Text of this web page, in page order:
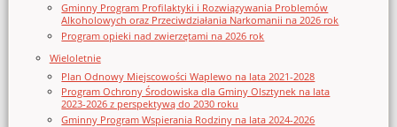
Gminny Program Profilaktyki i Rozwiązywania Problemów
Alkoholowych oraz Przeciwdziałania Narkomanii na 2026 rok
Program opieki nad zwierzętami na 2026 rok
Wieloletnie
Plan Odnowy Miejscowości Waplewo na lata 2021-2028
Program Ochrony Środowiska dla Gminy Olsztynek na lata
2023-2026 z perspektywą do 2030 roku
Gminny Program Wspierania Rodziny na lata 2024-2026